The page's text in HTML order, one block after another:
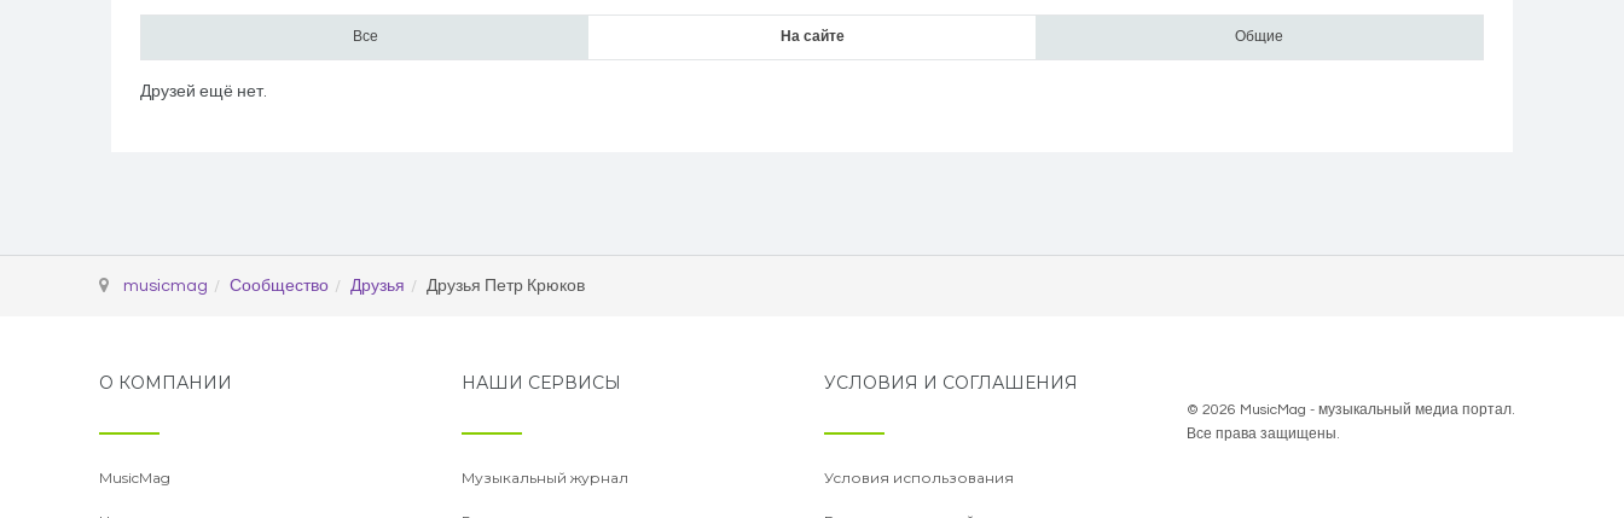
Все На сайте Общие
Друзей ещё нет.
musicmag Сообщество Друзья Друзья Петр Крюков
О КОМПАНИИ
MusicMag
НАШИ СЕРВИСЫ
Музыкальный журнал
УСЛОВИЯ И СОГЛАШЕНИЯ
Условия использования
© 2026 MusicMag - музыкальный медиа портал.
Все права защищены.